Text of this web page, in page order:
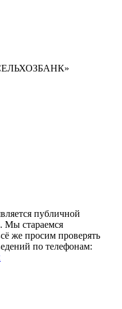
публичной
Мы стараемся
же просим проверять
по телефонам: